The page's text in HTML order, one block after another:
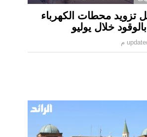
تزويد محطات الكهرباء
خلال يوليو